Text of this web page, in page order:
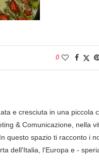
0
e cresciuta in una piccola
& Comunicazione, nella
questo spazio ti racconto i
dell'Italia, l'Europa e -